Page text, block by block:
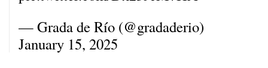
— Grada de Río (@gradaderio)
January 15, 2025